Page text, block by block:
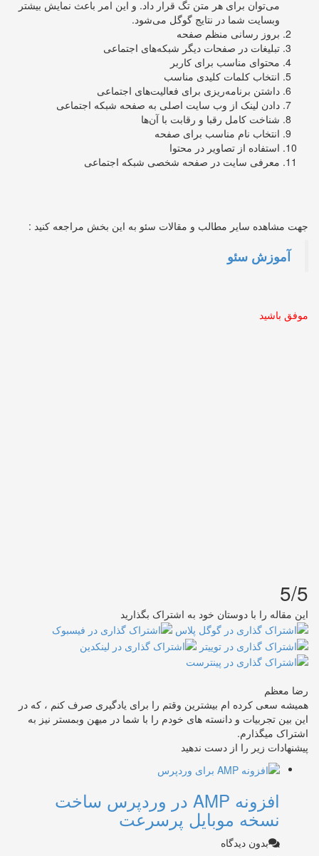
می‌توان برای هر متن تگ قرار داد. و این امر باعث نمایش بیشتر
وبسایت شما در نتایج گوگل می‌شود.
بروز رسانی منظم صفحه
تبلیغات در صفحات دیگر شبکه‌های اجتماعی
محتوای مناسب برای کاربر
انتخاب کلمات کلیدی مناسب
داشتن برنامه‌ریزی برای فعالیت‌های اجتماعی
دادن لینک از وب سایت اصلی به صفحه شبکه اجتماعی
شناخت کامل رقبا و رقابت با آن‌ها
انتخاب نام مناسب برای صفحه
استفاده از تصاویر در محتوا
معرفی سایت در صفحه شخصی شبکه اجتماعی
جهت مشاهده سایر مطالب و مقالات سئو به این بخش مراجعه کنید :
آموزش سئو
موفق باشید
5/5
این مقاله را با دوستان خود به اشتراک بگذارید
رضا معظم
همیشه سعی کرده ام بیشترین وقتم را برای یادگیری صرف کنم ، که در
این بین تجربیات و دانسته های خودم را با شما در میهن وبمستر نیز به
اشتراک میگذارم.
پیشنهادات زیر را از دست ندهید
افزونه AMP در وردپرس ساخت
نسخه موبایل پرسرعت
بدون دیدگاه